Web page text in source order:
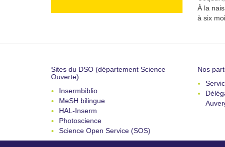
À la
à six
Sites du DSO (département Science
Ouverte) :
Insermbiblio
MeSH bilingue
HAL-Inserm
Photoscience
Science Open Service (SOS)
Nos